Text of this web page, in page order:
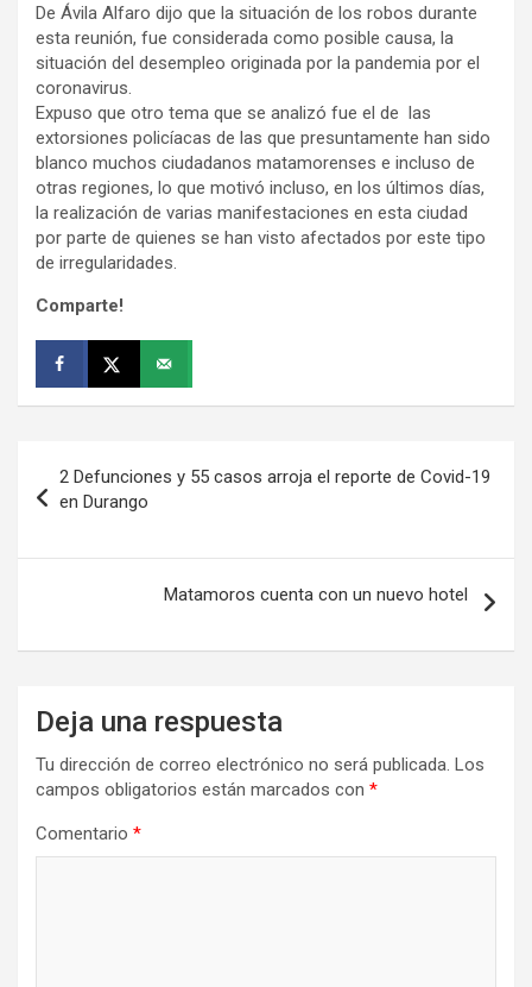
De Ávila Alfaro dijo que la situación de los robos durante
esta reunión, fue considerada como posible causa, la
situación del desempleo originada por la pandemia por el
coronavirus.
Expuso que otro tema que se analizó fue el de las
extorsiones policíacas de las que presuntamente han sido
blanco muchos ciudadanos matamorenses e incluso de
otras regiones, lo que motivó incluso, en los últimos días,
la realización de varias manifestaciones en esta ciudad
por parte de quienes se han visto afectados por este tipo
de irregularidades.
Comparte!
de
2 Defunciones y 55 casos arroja el reporte de Covid-19
en Durango
Matamoros cuenta con un nuevo hotel
Deja una respuesta
Tu dirección de correo electrónico no será publicada. Los
campos obligatorios están marcados con *
Comentario *